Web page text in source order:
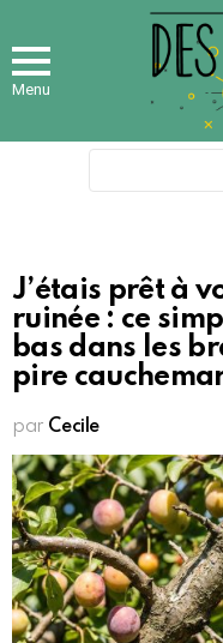
Menu
J’étais prêt à
ruinée : ce
bas dans les
pire
par Cecile